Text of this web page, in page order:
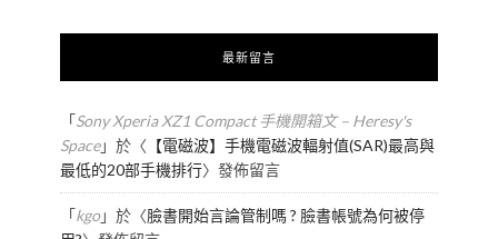
最新留言
「 Sony Xperia XZ1 Compact 手機開箱文 – Heresy's
Space」於〈 【電磁波】手機電磁波輻射值(SAR)最高與
最低的20部手機排行〉發佈留言
「 kgo」於〈臉書開始言論管制嗎 ? 臉書帳號為何被停